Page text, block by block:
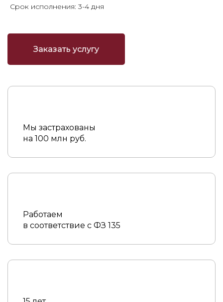
Срок исполнения: 3-4 дня
Заказать услугу
Мы застрахованы
на 100 млн руб.
Работаем
в соответствие с ФЗ 135